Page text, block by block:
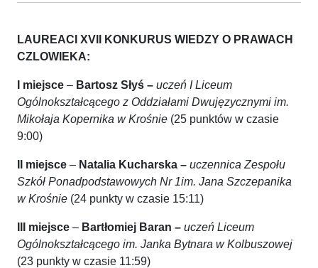
LAUREACI XVII KONKURUS WIEDZY O PRAWACH
CZLOWIEKA:
I miejsce – Bartosz Słyś – uczeń I Liceum
Ogólnokształcącego z Oddziałami Dwujęzycznymi im.
Mikołaja Kopernika w Krośnie (25 punktów w czasie
9:00)
II miejsce – Natalia Kucharska – uczennica Zespołu
Szkół Ponadpodstawowych Nr 1im. Jana Szczepanika
w Krośnie (24 punkty w czasie 15:11)
III miejsce – Bartłomiej Baran – uczeń Liceum
Ogólnokształcącego im. Janka Bytnara w Kolbuszowej
(23 punkty w czasie 11:59)